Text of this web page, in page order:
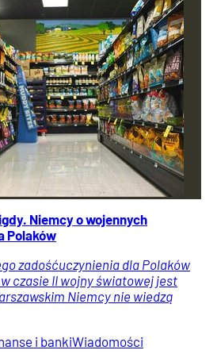
Niemcy o wojennych
Polaków
zadośćuczynienia dla Polaków
czasie II wojny światowej jest
Niemcy nie wiedzą
i bankiWiadomości